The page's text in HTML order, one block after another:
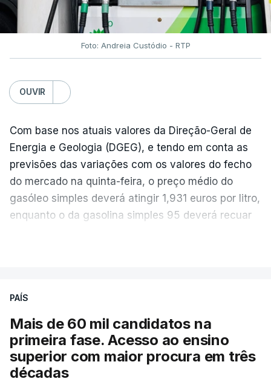
Foto: Andreia Custódio - RTP
OUVIR
Com base nos atuais valores da Direção-Geral de
Energia e Geologia (DGEG), e tendo em conta as
previsões das variações com os valores do fecho
do mercado na quinta-feira, o preço médio do
gasóleo simples deverá atingir 1,931 euros por litro,
enquanto o da gasolina simples 95 deverá recuar
evolução das cotações internacionais do petróleo,
posto de abastecimento, a marca e a localização.
A atualização do desconto do Imposto sobre os
Produtos Petrolíferos (ISP) também poderá
PAÍS
Mais de 60 mil candidatos na
primeira fase. Acesso ao ensino
superior com maior procura em três
décadas